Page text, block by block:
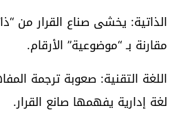
الذاتية: يخشى صناع القرار من
مقارنة بـ “موضوعية” الأرقام.
اللغة التقنية: صعوبة ترجمة
لغة إدارية يفهمها صانع القرار.